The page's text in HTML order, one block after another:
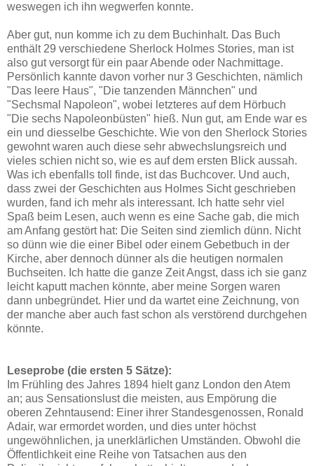
weswegen ich ihn wegwerfen konnte.
Aber gut, nun komme ich zu dem Buchinhalt. Das Buch
enthält 29 verschiedene Sherlock Holmes Stories, man ist
also gut versorgt für ein paar Abende oder Nachmittage.
Persönlich kannte davon vorher nur 3 Geschichten, nämlich
"Das leere Haus", "Die tanzenden Männchen" und
"Sechsmal Napoleon", wobei letzteres auf dem Hörbuch
"Die sechs Napoleonbüsten" hieß. Nun gut, am Ende war es
ein und diesselbe Geschichte. Wie von den Sherlock Stories
gewohnt waren auch diese sehr abwechslungsreich und
vieles schien nicht so, wie es auf dem ersten Blick aussah.
Was ich ebenfalls toll finde, ist das Buchcover. Und auch,
dass zwei der Geschichten aus Holmes Sicht geschrieben
wurden, fand ich mehr als interessant. Ich hatte sehr viel
Spaß beim Lesen, auch wenn es eine Sache gab, die mich
am Anfang gestört hat: Die Seiten sind ziemlich dünn. Nicht
so dünn wie die einer Bibel oder einem Gebetbuch in der
Kirche, aber dennoch dünner als die heutigen normalen
Buchseiten. Ich hatte die ganze Zeit Angst, dass ich sie ganz
leicht kaputt machen könnte, aber meine Sorgen waren
dann unbegründet. Hier und da wartet eine Zeichnung, von
der manche aber auch fast schon als verstörend durchgehen
könnte.
Leseprobe (die ersten 5 Sätze):
Im Frühling des Jahres 1894 hielt ganz London den Atem
an; aus Sensationslust die meisten, aus Empörung die
oberen Zehntausend: Einer ihrer Standesgenossen, Ronald
Adair, war ermordet worden, und dies unter höchst
ungewöhnlichen, ja unerklärlichen Umständen. Obwohl die
Öffentlichkeit eine Reihe von Tatsachen aus den